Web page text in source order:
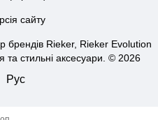
сайту
брендів Rieker, Rieker Evolution
стильні аксесуари. © 2026
Рус